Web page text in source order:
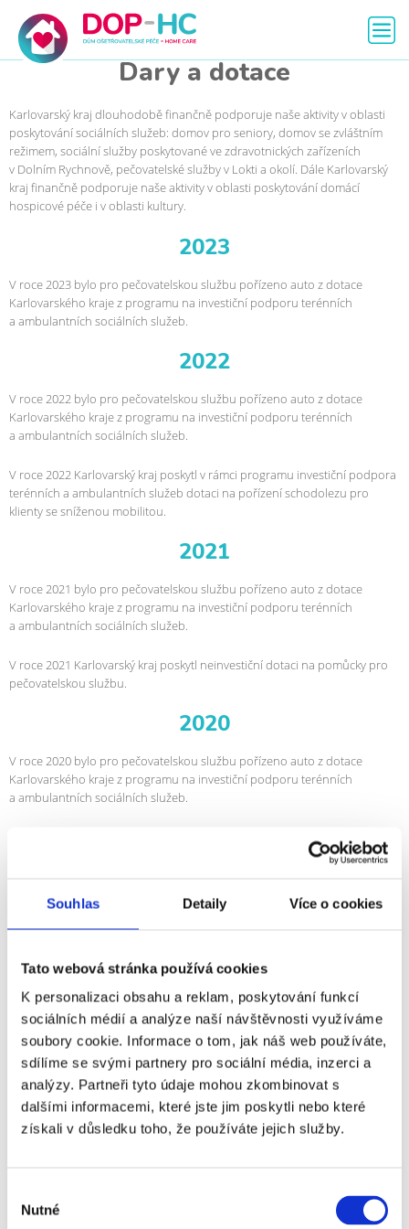
Souhlas Detaily Více o cookies
Tato webová stránka používá cookies
K personalizaci obsahu a reklam, poskytování funkcí
sociálních médií a analýze naší návštěvnosti využíváme
soubory cookie. Informace o tom, jak náš web používáte,
sdílíme se svými partnery pro sociální média, inzerci a
analýzy. Partneři tyto údaje mohou zkombinovat s
dalšími informacemi, které jste jim poskytli nebo které
získali v důsledku toho, že používáte jejich služby.
souhlasu
Nutné
Dary a dotace
Karlovarský kraj dlouhodobě finančně podporuje naše aktivity v oblasti
poskytování sociálních služeb: domov pro seniory, domov se zvláštním
režimem, sociální služby poskytované ve zdravotnických zařízeních
v Dolním Rychnově, pečovatelské služby v Lokti a okolí. Dále Karlovarský
kraj finančně podporuje naše aktivity v oblasti poskytování domácí
hospicové péče i v oblasti kultury.
2023
V roce 2023 bylo pro pečovatelskou službu pořízeno auto z dotace
Karlovarského kraje z programu na investiční podporu terénních
a ambulantních sociálních služeb.
2022
V roce 2022 bylo pro pečovatelskou službu pořízeno auto z dotace
Karlovarského kraje z programu na investiční podporu terénních
a ambulantních sociálních služeb.
V roce 2022 Karlovarský kraj poskytl v rámci programu investiční podpora
terénních a ambulantních služeb dotaci na pořízení schodolezu pro
klienty se sníženou mobilitou.
2021
V roce 2021 bylo pro pečovatelskou službu pořízeno auto z dotace
Karlovarského kraje z programu na investiční podporu terénních
a ambulantních sociálních služeb.
V roce 2021 Karlovarský kraj poskytl neinvestiční dotaci na pomůcky pro
pečovatelskou službu.
2020
V roce 2020 bylo pro pečovatelskou službu pořízeno auto z dotace
Karlovarského kraje z programu na investiční podporu terénních
a ambulantních sociálních služeb.
kr-karlovarsky.cz
zivykraj.cz
Město Karlovy Vary a Město Chodov podporují každý rok naše sociální
služby.